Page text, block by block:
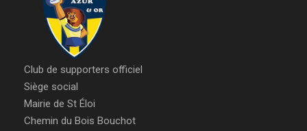
Club de supporters officiel
Siège social
Mairie de St Éloi
Chemin du Bois Bouchot